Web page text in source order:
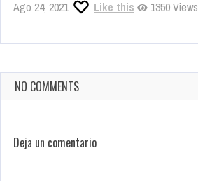
Ago 24, 2021 Like this 1350 Views
NO COMMENTS
Deja un comentario